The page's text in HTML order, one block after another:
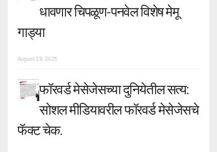
धावणार चिपळूण-पनवेल विशेष मेमू
गाड्या
August 19, 2025
फॉरवर्ड मेसेजेसच्या दुनियेतील सत्य:
सोशल मीडियावरील फॉरवर्ड मेसेजेसचे
फॅक्ट चेक.